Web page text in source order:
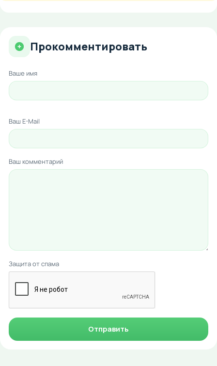
Прокомментировать
Ваше имя
Ваш E-Mail
Ваш комментарий
Защита от спама
Отправить